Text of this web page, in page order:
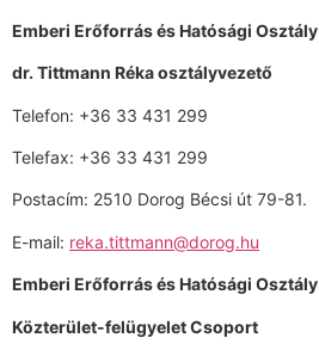
Emberi Erőforrás és Hatósági Osztály
dr. Tittmann Réka osztályvezető
Telefon: +36 33 431 299
Telefax: +36 33 431 299
Postacím: 2510 Dorog Bécsi út 79-81.
E-mail: reka.tittmann@dorog.hu
Emberi Erőforrás és Hatósági Osztály
Közterület-felügyelet Csoport